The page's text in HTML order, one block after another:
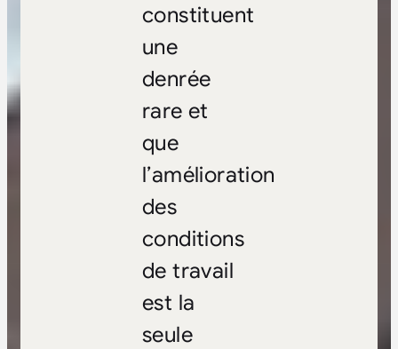
constituent
une
denrée
rare et
que
l’amélioration
des
conditions
de travail
est la
seule